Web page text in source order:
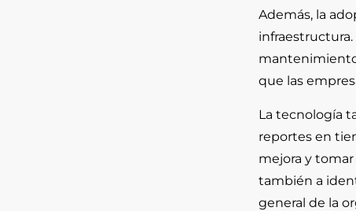
Además, la
infraestructura.
que las
La tecnología
reportes en
mejora y
también a
general de la